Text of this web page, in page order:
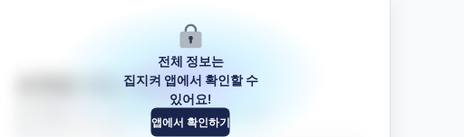
서귀포 대정 통합
제주특별자치도 서귀포시 대정읍 신영로 46-1
전체 정보는
집지켜 앱에서 확인할 수
있어요!
앱에서 확인하기